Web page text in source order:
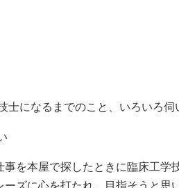
士になるまでのこと、いろいろ
を本屋で探したときに臨床工学
ズに心を打たれ、目指そうと思